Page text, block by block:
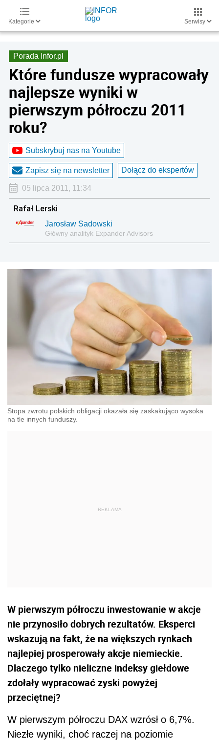
Kategorie Serwisy
Porada Infor.pl
Które fundusze wypracowały
najlepsze wyniki w
pierwszym półroczu 2011
roku?
Subskrybuj nas na Youtube
Zapisz się na newsletter Dołącz do ekspertów
05 lipca 2011, 11:34
Rafał Lerski
Jarosław Sadowski
Główny analityk Expander Advisors
Stopa zwrotu polskich obligacji okazała się zaskakująco wysoka
na tle innych funduszy.
W pierwszym półroczu inwestowanie w akcje
nie przynosiło dobrych rezultatów. Eksperci
wskazują na fakt, że na większych rynkach
najlepiej prosperowały akcje niemieckie.
Dlaczego tylko nieliczne indeksy giełdowe
zdołały wypracować zyski powyżej
przeciętnej?
W pierwszym półroczu DAX wzrósł o 6,7%.
Niezłe wyniki, choć raczej na poziomie